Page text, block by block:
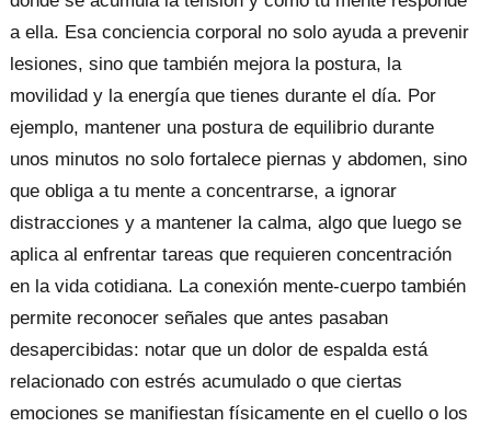
a ella. Esa conciencia corporal no solo ayuda a prevenir
lesiones, sino que también mejora la postura, la
movilidad y la energía que tienes durante el día. Por
ejemplo, mantener una postura de equilibrio durante
unos minutos no solo fortalece piernas y abdomen, sino
que obliga a tu mente a concentrarse, a ignorar
distracciones y a mantener la calma, algo que luego se
aplica al enfrentar tareas que requieren concentración
en la vida cotidiana. La conexión mente-cuerpo también
permite reconocer señales que antes pasaban
desapercibidas: notar que un dolor de espalda está
relacionado con estrés acumulado o que ciertas
emociones se manifiestan físicamente en el cuello o los